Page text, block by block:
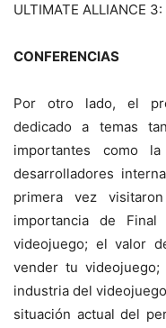
ULTIMATE ALLIANCE
CONFERENCIAS
Por otro lado, el
dedicado a temas
importantes como
desarrolladores
primera vez
importancia de
videojuego; el valor
vender tu
industria del
situación actual del